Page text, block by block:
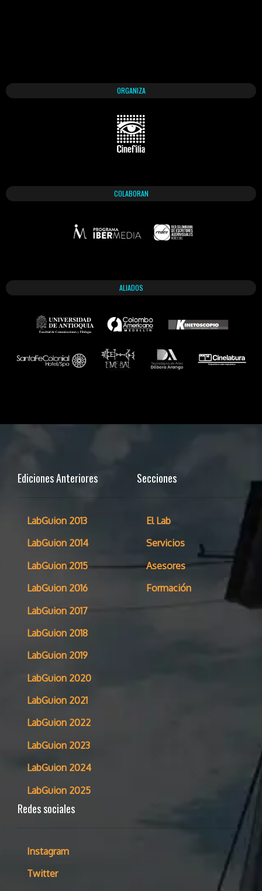
ORGANIZA
COLABORAN
ALIADOS
Ediciones Anteriores
LabGuion 2013
LabGuion 2014
LabGuion 2015
LabGuion 2016
LabGuion 2017
LabGuion 2018
LabGuion 2019
LabGuion 2020
LabGuion 2021
LabGuion 2022
LabGuion 2023
LabGuion 2024
LabGuion 2025
Secciones
El Lab
Servicios
Asesores
Formación
Redes sociales
Instagram
Twitter